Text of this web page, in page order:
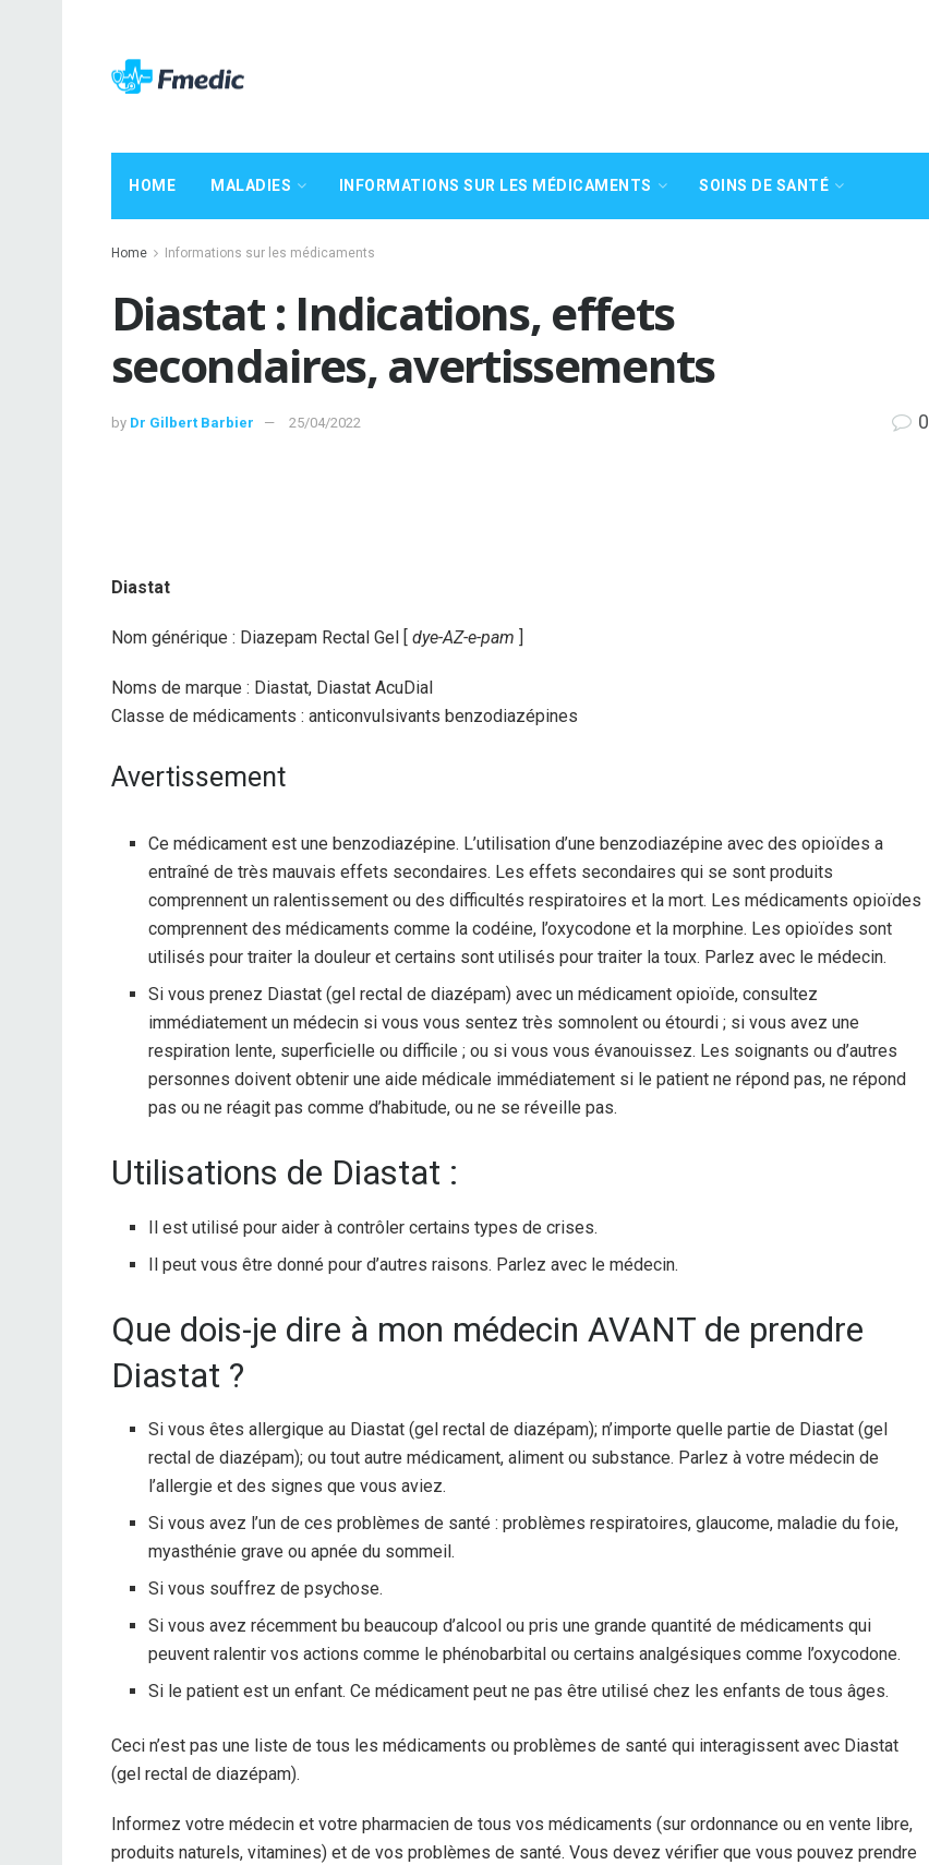
HOME MALADIES INFORMATIONS SUR LES MÉDICAMENTS SOINS DE SANTÉ
Home Informations sur les médicaments
Diastat : Indications, effets
secondaires, avertissements
by Dr Gilbert Barbier 25/04/2022 0
Diastat
Nom générique : Diazepam Rectal Gel [ dye-AZ-e-pam ]
Noms de marque : Diastat, Diastat AcuDial
Classe de médicaments : anticonvulsivants benzodiazépines
Avertissement
Ce médicament est une benzodiazépine. L’utilisation d’une benzodiazépine avec des opioïdes a
entraîné de très mauvais effets secondaires. Les effets secondaires qui se sont produits
comprennent un ralentissement ou des difficultés respiratoires et la mort. Les médicaments opioïdes
comprennent des médicaments comme la codéine, l’oxycodone et la morphine. Les opioïdes sont
utilisés pour traiter la douleur et certains sont utilisés pour traiter la toux. Parlez avec le médecin.
Si vous prenez Diastat (gel rectal de diazépam) avec un médicament opioïde, consultez
immédiatement un médecin si vous vous sentez très somnolent ou étourdi ; si vous avez une
respiration lente, superficielle ou difficile ; ou si vous vous évanouissez. Les soignants ou d’autres
personnes doivent obtenir une aide médicale immédiatement si le patient ne répond pas, ne répond
pas ou ne réagit pas comme d’habitude, ou ne se réveille pas.
Utilisations de Diastat :
Il est utilisé pour aider à contrôler certains types de crises.
Il peut vous être donné pour d’autres raisons. Parlez avec le médecin.
Que dois-je dire à mon médecin AVANT de prendre
Diastat ?
Si vous êtes allergique au Diastat (gel rectal de diazépam); n’importe quelle partie de Diastat (gel
rectal de diazépam); ou tout autre médicament, aliment ou substance. Parlez à votre médecin de
l’allergie et des signes que vous aviez.
Si vous avez l’un de ces problèmes de santé : problèmes respiratoires, glaucome, maladie du foie,
myasthénie grave ou apnée du sommeil.
Si vous souffrez de psychose.
Si vous avez récemment bu beaucoup d’alcool ou pris une grande quantité de médicaments qui
peuvent ralentir vos actions comme le phénobarbital ou certains analgésiques comme l’oxycodone.
Si le patient est un enfant. Ce médicament peut ne pas être utilisé chez les enfants de tous âges.
Ceci n’est pas une liste de tous les médicaments ou problèmes de santé qui interagissent avec Diastat
(gel rectal de diazépam).
Informez votre médecin et votre pharmacien de tous vos médicaments (sur ordonnance ou en vente libre,
produits naturels, vitamines) et de vos problèmes de santé. Vous devez vérifier que vous pouvez prendre